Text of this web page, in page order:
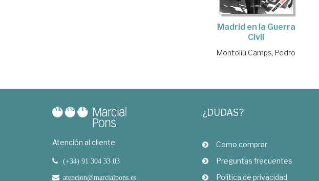
Madrid en la Guerra
Civil
Montoliú Camps, Pedro
Atención al cliente
(+34) 91 304 33 03
atencion@marcialpons.es
¿DUDAS?
Como comprar
Preguntas frecuentes
Política de privacidad